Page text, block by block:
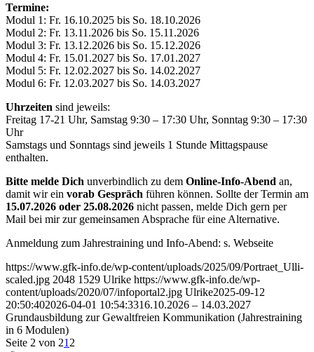
Termine:
Modul 1: Fr. 16.10.2025 bis So. 18.10.2026
Modul 2: Fr. 13.11.2026 bis So. 15.11.2026
Modul 3: Fr. 13.12.2026 bis So. 15.12.2026
Modul 4: Fr. 15.01.2027 bis So. 17.01.2027
Modul 5: Fr. 12.02.2027 bis So. 14.02.2027
Modul 6: Fr. 12.03.2027 bis So. 14.03.2027
Uhrzeiten sind jeweils:
Freitag 17-21 Uhr, Samstag 9:30 – 17:30 Uhr, Sonntag 9:30 – 17:30
Uhr
Samstags und Sonntags sind jeweils 1 Stunde Mittagspause
enthalten.
Bitte melde Dich unverbindlich zu dem Online-Info-Abend an,
damit wir ein vorab Gespräch führen können. Sollte der Termin am
15.07.2026 oder 25.08.2026 nicht passen, melde Dich gern per
Mail bei mir zur gemeinsamen Absprache für eine Alternative.
Anmeldung zum Jahrestraining und Info-Abend: s. Webseite
https://www.gfk-info.de/wp-content/uploads/2025/09/Portraet_Ulli-
scaled.jpg 2048 1529 Ulrike https://www.gfk-info.de/wp-
content/uploads/2020/07/infoportal2.jpg Ulrike2025-09-12
20:50:402026-04-01 10:54:3316.10.2026 – 14.03.2027
Grundausbildung zur Gewaltfreien Kommunikation (Jahrestraining
in 6 Modulen)
Seite 2 von 21 2